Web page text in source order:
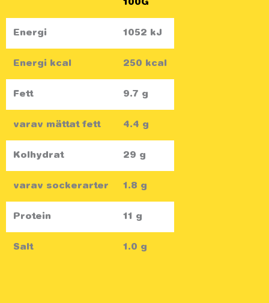
100G
Energi 1052 kJ
Energi kcal 250 kcal
Fett 9.7 g
varav mättat fett 4.4 g
Kolhydrat 29 g
varav sockerarter 1.8 g
Protein 11 g
Salt 1.0 g